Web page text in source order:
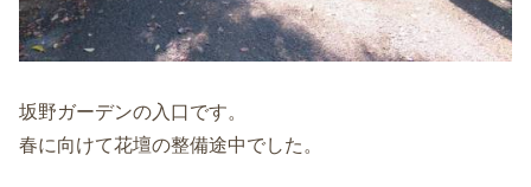
坂野ガーデンの入口です。
春に向けて花壇の整備途中でした。